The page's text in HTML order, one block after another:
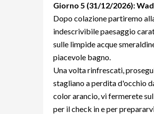
Giorno 5 (31/12/2026):
Dopo colazione partiremo
indescrivibile paesaggio
sulle limpide acque
piacevole bagno.
Una volta rinfrescati,
stagliano a perdita d'occhio
color arancio, vi fermerete
per il check in e per